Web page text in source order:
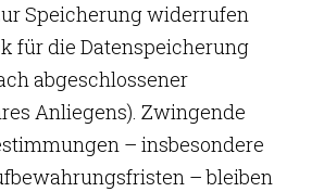
Speicherung widerrufen
für die Datenspeicherung
abgeschlossener
Anliegens). Zwingende
– insbesondere
– bleiben